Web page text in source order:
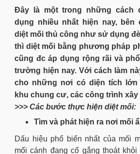
Đây là một trong những cách
dụng nhiều nhất hiện nay, bên
diệt mối thủ công như sử dụng
thì diệt mối bằng phương pháp
cũng đc áp dụng rộng rãi và
trường hiện nay. Với cách làm
cho những nơi có diện tích
khu chung cư, các công trình
>>> Các bước thực hiện diệt mối:
Tìm và phát hiện ra nơi mối
Dấu hiệu phổ biến nhất của mối
mối cánh đang cố gắng thoát